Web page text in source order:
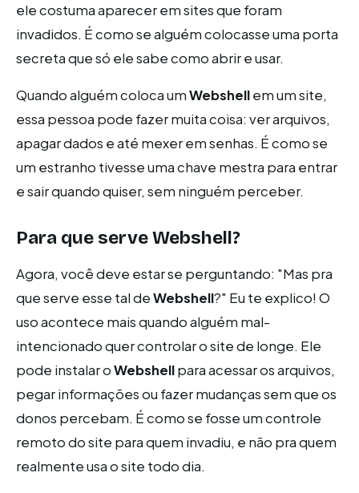
ele costuma aparecer em sites que foram
invadidos. É como se alguém colocasse uma porta
secreta que só ele sabe como abrir e usar.
Quando alguém coloca umWebshellem um site,
essa pessoa pode fazer muita coisa: ver arquivos,
apagar dados e até mexer em senhas. É como se
um estranho tivesse uma chave mestra para entrar
e sair quando quiser, sem ninguém perceber.
Para que serveWebshell?
Agora, você deve estar se perguntando: "Mas pra
que serve esse tal deWebshell?" Eu te explico! O
uso acontece mais quando alguém mal-
intencionado quer controlar o site de longe. Ele
pode instalar oWebshellpara acessar os arquivos,
pegar informações ou fazer mudanças sem que os
donos percebam. É como se fosse um controle
remoto do site para quem invadiu, e não pra quem
realmente usa o site todo dia.